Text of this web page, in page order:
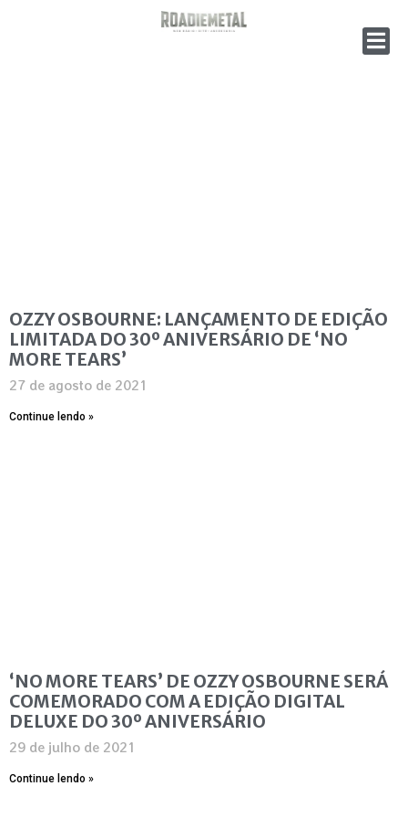
OZZY OSBOURNE: LANÇAMENTO DE EDIÇÃO
LIMITADA DO 30º ANIVERSÁRIO DE ‘NO
MORE TEARS’
27 de agosto de 2021
Continue lendo »
‘NO MORE TEARS’ DE OZZY OSBOURNE SERÁ
COMEMORADO COM A EDIÇÃO DIGITAL
DELUXE DO 30º ANIVERSÁRIO
29 de julho de 2021
Continue lendo »